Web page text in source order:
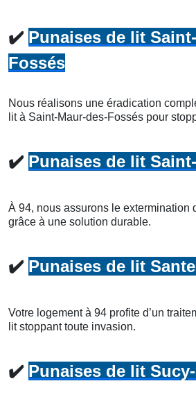
✔️ Punaises de lit
Fossés
Nous réalisons une éradication
lit à Saint-Maur-des-Fossés pour
✔️ Punaises de lit
À 94, nous assurons le extermination
grâce à une solution durable.
✔️ Punaises de lit
Votre logement à 94 profite d’un
lit stoppant toute invasion.
✔️ Punaises de lit